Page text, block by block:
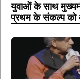
युवाओं के साथ
प्रथम के संकल्प को